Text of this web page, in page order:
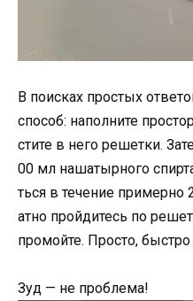
В поисках простых
способ: наполните
стите в него решетки.
00 мл нашатырного
ться в течение примерно
атно пройдитесь по
промойте. Просто,
Зуд — не проблема!